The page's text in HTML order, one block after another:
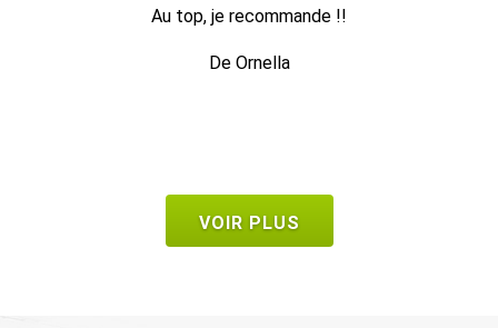
Travail d’élagage impeccable équipe très sympathique À
VOIR PLUS